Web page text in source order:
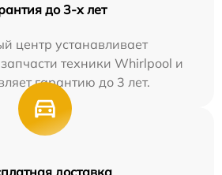
до 3-х лет
центр устанавливает
техники Whirlpool и
гарантию до 3 лет.